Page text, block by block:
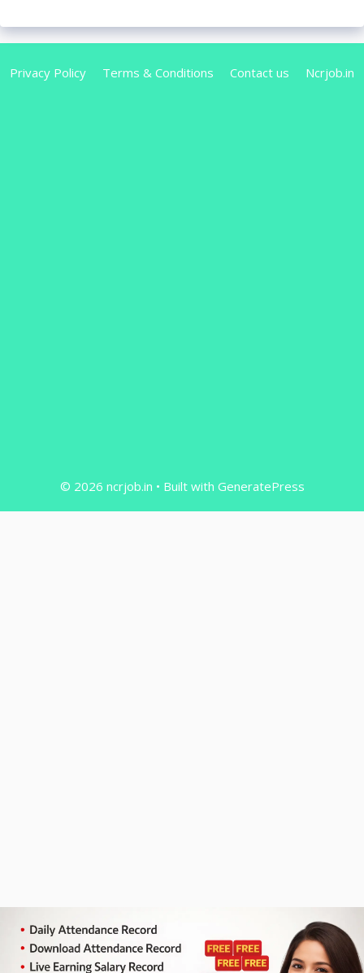
Privacy Policy Terms & Conditions Contact us Ncrjob.in
© 2026 ncrjob.in • Built with GeneratePress